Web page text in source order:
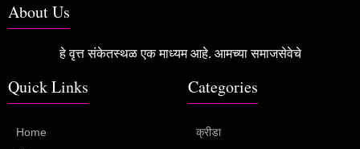
About Us
हे वृत्त संकेतस्थळ एक माध्यम आहे. आमच्या समाजसेवेचे
Quick Links
Home
Categories
क्रीडा